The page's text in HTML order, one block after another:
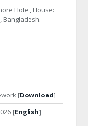
Hotel, House:
Bangladesh.
[Download]
[English]